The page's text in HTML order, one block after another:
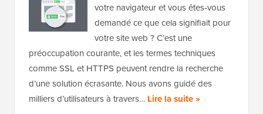
votre navigateur et vous êtes-vous
demandé ce que cela signifiait pour
votre site web ? C’est une
préoccupation courante, et les termes techniques
comme SSL et HTTPS peuvent rendre la recherche
d’une solution écrasante. Nous avons guidé des
milliers d’utilisateurs à travers… Lire la suite »